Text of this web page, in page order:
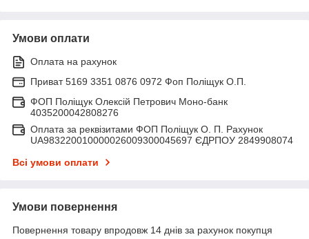
Умови оплати
Оплата на рахунок
Приват 5169 3351 0876 0972 Фоп Поліщук О.П.
ФОП Поліщук Олексій Петрович Моно-банк
4035200042808276
Оплата за реквізитами ФОП Поліщук О. П. Рахунок
UA983220010000026009300045697 ЄДРПОУ 2849908074
Всі умови оплати
Умови повернення
Повернення товару впродовж 14 днів за рахунок покупця